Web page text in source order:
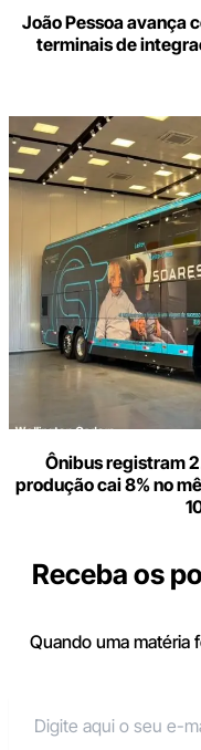
João Pessoa avança
terminais de
Ônibus registram
produção cai 8% no
Receba os
Quando uma matéria